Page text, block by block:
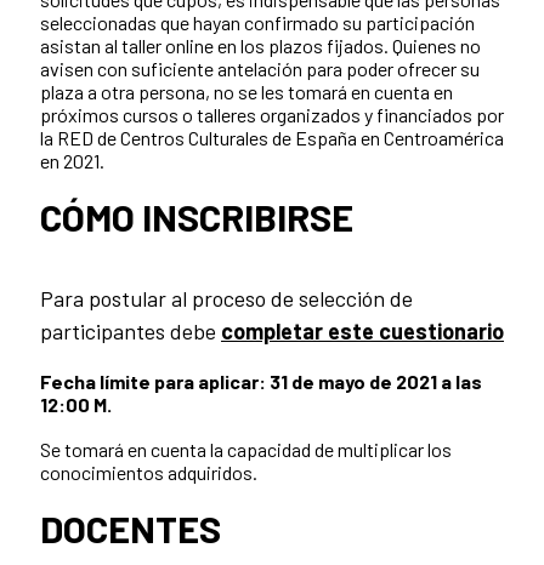
seleccionadas que hayan confirmado su participación
asistan al taller online en los plazos fijados. Quienes no
avisen con suficiente antelación para poder ofrecer su
plaza a otra persona, no se les tomará en cuenta en
próximos cursos o talleres organizados y financiados por
la RED de Centros Culturales de España en Centroamérica
en 2021.
CÓMO INSCRIBIRSE
Para postular al proceso de selección de
participantes debe completar este cuestionario
Fecha límite para aplicar: 31 de mayo de 2021 a las
12:00 M.
Se tomará en cuenta la capacidad de multiplicar los
conocimientos adquiridos.
DOCENTES